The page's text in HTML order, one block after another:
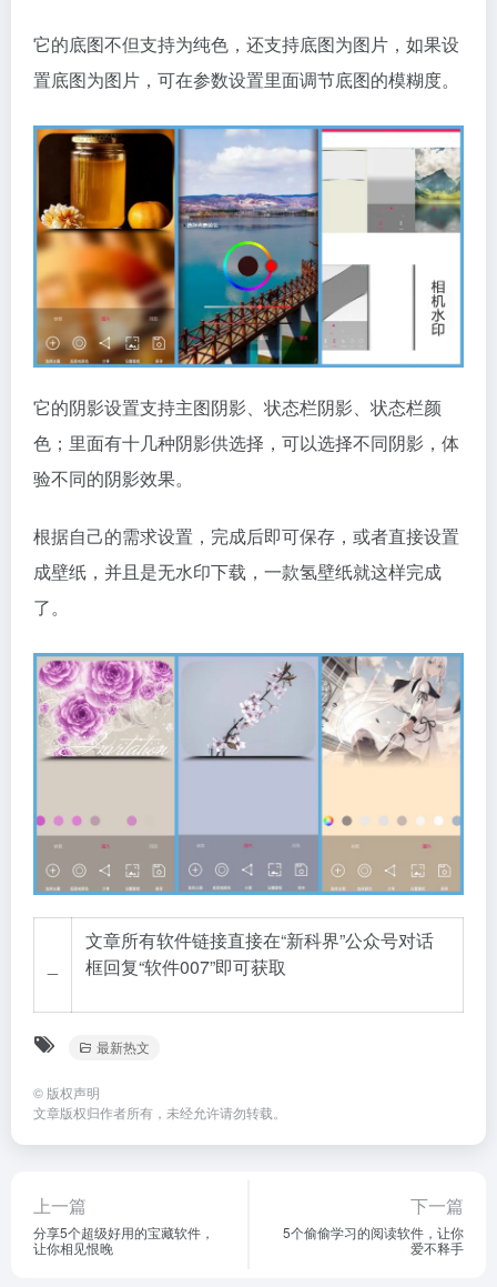
它的底图不但支持为纯色，还支持底图为图片，如果设
置底图为图片，可在参数设置里面调节底图的模糊度。
它的阴影设置支持主图阴影、状态栏阴影、状态栏颜
色；里面有十几种阴影供选择，可以选择不同阴影，体
验不同的阴影效果。
根据自己的需求设置，完成后即可保存，或者直接设置
成壁纸，并且是无水印下载，一款氢壁纸就这样完成
了。
文章所有软件链接直接在“新科界”公众号对话
框回复“软件007”即可获取
最新热文
© 版权声明
文章版权归作者所有，未经允许请勿转载。
上一篇
分享5个超级好用的宝藏软件，
让你相见恨晚
下一篇
5个偷偷学习的阅读软件，让你
爱不释手